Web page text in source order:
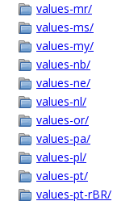
values-mr/
values-ms/
values-my/
values-nb/
values-ne/
values-nl/
values-or/
values-pa/
values-pl/
values-pt/
values-pt-rBR/